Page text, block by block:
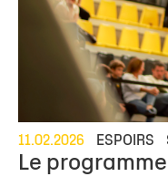
11.02.2026 ESPOIRS
Le